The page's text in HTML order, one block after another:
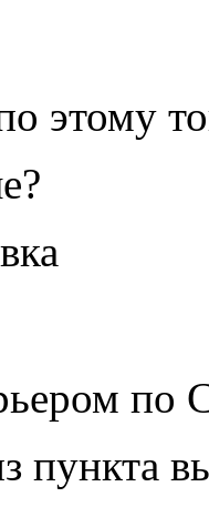
этому
пункта